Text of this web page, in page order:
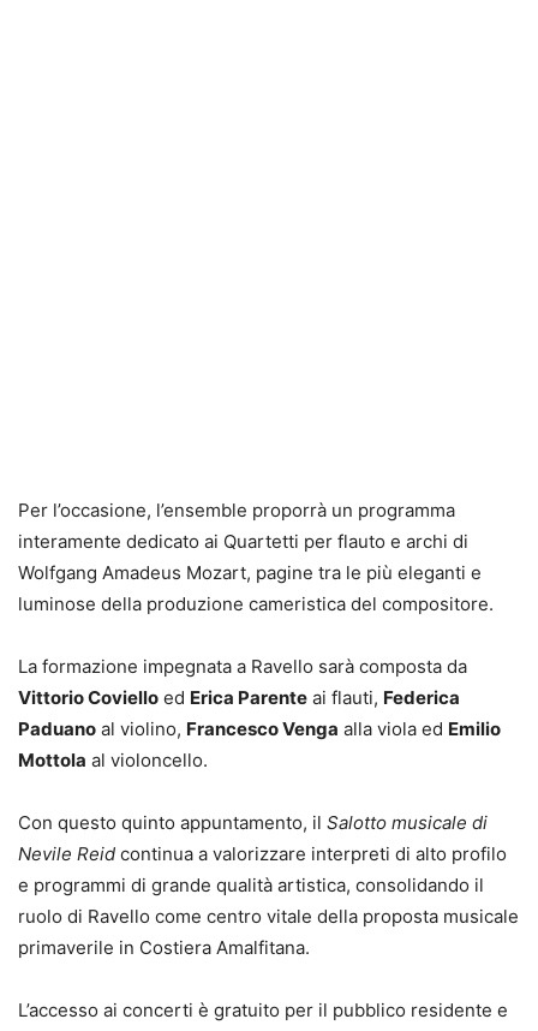
Per l’occasione, l’ensemble proporrà un programma
interamente dedicato ai Quartetti per flauto e archi di
Wolfgang Amadeus Mozart, pagine tra le più eleganti e
luminose della produzione cameristica del compositore.
La formazione impegnata a Ravello sarà composta da
Vittorio Coviello ed Erica Parente ai flauti, Federica
Paduano al violino, Francesco Venga alla viola ed Emilio
Mottola al violoncello.
Con questo quinto appuntamento, il Salotto musicale di
Nevile Reid continua a valorizzare interpreti di alto profilo
e programmi di grande qualità artistica, consolidando il
ruolo di Ravello come centro vitale della proposta musicale
primaverile in Costiera Amalfitana.
L’accesso ai concerti è gratuito per il pubblico residente e